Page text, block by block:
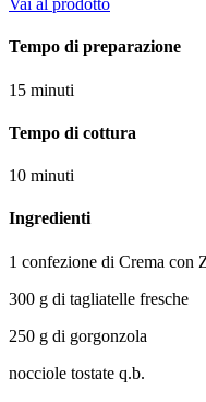
Vai al prodotto
Tempo di preparazione
15 minuti
Tempo di cottura
10 minuti
Ingredienti
1 confezione di Crema con
300 g di tagliatelle fresche
250 g di gorgonzola
nocciole tostate q.b.